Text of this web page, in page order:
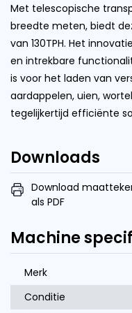
Met telescopische
breedte meten, biedt
van 130TPH. Het
en intrekbare
is voor het laden van
aardappelen, uien,
tegelijkertijd efficiënte
Downloads
Download
als PDF
Machine
Merk
Conditie